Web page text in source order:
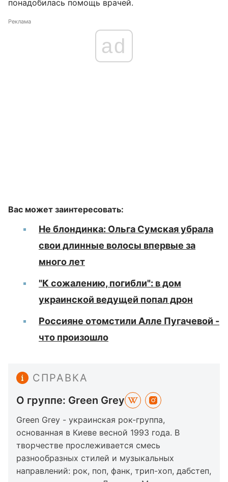
понадобилась помощь врачей.
Реклама
ad
Вас может заинтересовать:
Не блондинка: Ольга Сумская убрала
свои длинные волосы впервые за
много лет
"К сожалению, погибли": в дом
украинской ведущей попал дрон
Россияне отомстили Алле Пугачевой -
что произошло
СПРАВКА
О группе: Green Grey
Green Grey - украинская рок-группа,
основанная в Киеве весной 1993 года. В
творчестве прослеживается смесь
разнообразных стилей и музыкальных
направлений: рок, поп, фанк, трип-хоп, дабстеп,